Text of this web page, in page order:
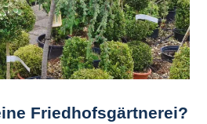
Friedhofsgärtnerei?